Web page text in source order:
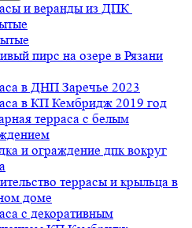
и веранды из ДПК
пирс на озере в Рязани
в ДНП Заречье 2023
в КП Кембридж 2019 год
терраса с белым
и ограждение дпк вокруг
террасы и крыльца в
доме
с декоративным